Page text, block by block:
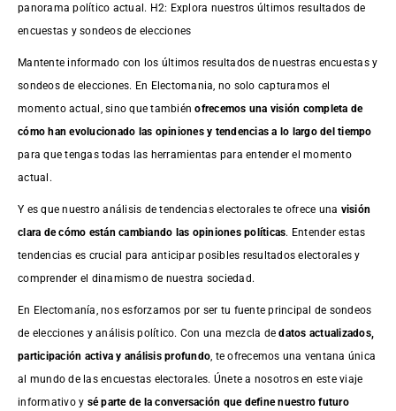
panorama político actual. H2: Explora nuestros últimos resultados de
encuestas y sondeos de elecciones
Mantente informado con los últimos resultados de nuestras encuestasy
sondeos de elecciones. En Electomania, no solo capturamos el
momento actual, sino que tambiénofrecemos una visión completa de
cómo han evolucionado las opiniones y tendencias a lo largo del tiempo
para que tengas todas las herramientas para entender el momento
actual.
Y es que nuestro análisis de tendencias electorales te ofrece una visión
clara de cómo están cambiando las opiniones políticas. Entender estas
tendencias es crucial para anticipar posibles resultados electorales y
comprender el dinamismo de nuestra sociedad.
En Electomanía, nos esforzamos por ser tu fuente principal de sondeos
de elecciones y análisis político. Con una mezcla dedatos actualizados,
participación activa y análisis profundo , te ofrecemos una ventana única
al mundo de las encuestas electorales. Únete a nosotros en este viaje
informativo y sé parte de la conversación que define nuestro futuro